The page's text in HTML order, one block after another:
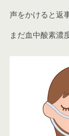
声をかけると返
まだ血中酸素濃